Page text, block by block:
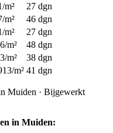
m²
27 dgn
m²
46 dgn
m²
27 dgn
m²
48 dgn
m²
38 dgn
m² 41 dgn
Muiden · Bijgewerkt
in Muiden: